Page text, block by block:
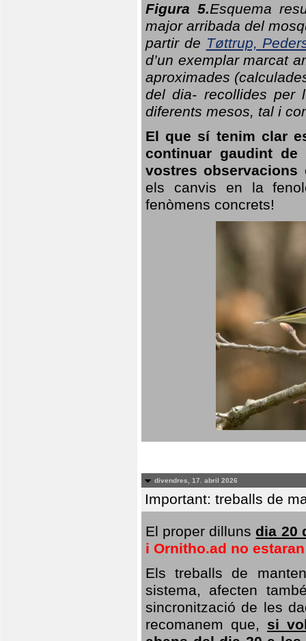
Figura 5.Esquema
major arribada del
partir de Tøttrup,
d’un exemplar marcat
aproximades
del dia- recollides per
diferents mesos, tal i
El que sí tenim clar
continuar gaudint
vostres
els canvis en la
fenòmens concrets!
divendres, 17. abril 2026
Important: treballs de
El proper dilluns dia 20
i Ornitho.ad no
Els treballs de
sistema, afecten
sincronització de les
recomanem que, si